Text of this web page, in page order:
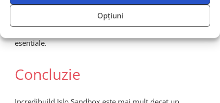
Opțiuni
standard de lucru pentru ecosistemul DevOps. Intr-o era
in care fiecare organizatie isi doreste sa beneficieze de
avantajele AI, solutii precum Islo devin nu doar utile, ci
esentiale.
Concluzie